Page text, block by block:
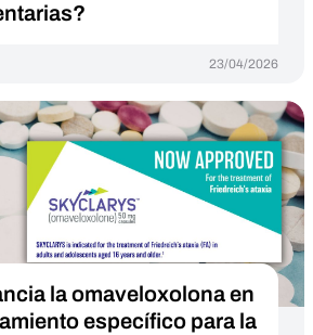
23/04/2026
la omaveloxolona en
específico para la